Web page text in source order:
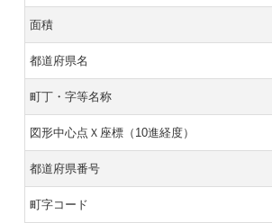
面積
都道府県名
町丁・字等名称
図形中心点Ｘ座標（10進経度）
都道府県番号
町字コード